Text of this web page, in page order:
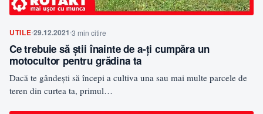
UTILE 29.12.2021 3 min citire
Ce trebuie să ştii înainte de a-ţi cumpăra un
motocultor pentru grădina ta
Dacă te gândeşti să începi a cultiva una sau mai multe parcele de
teren din curtea ta, primul…